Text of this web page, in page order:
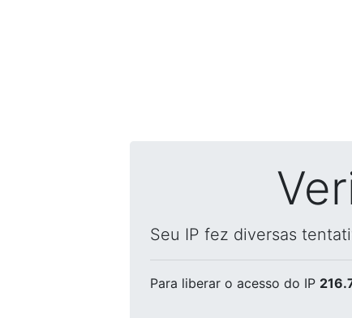
Seu IP fez diversas
Para liberar o acesso do IP